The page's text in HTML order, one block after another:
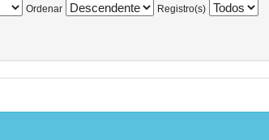
Ordenar Registro(s)